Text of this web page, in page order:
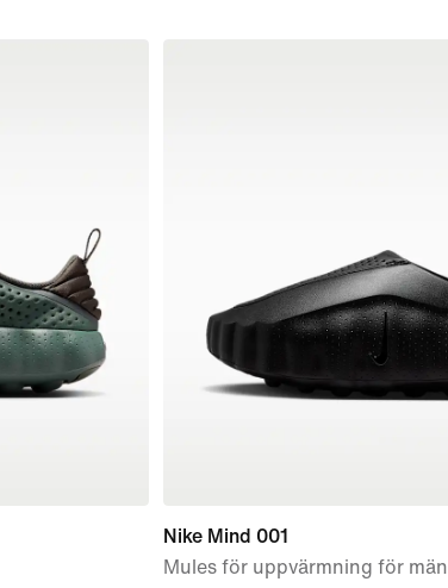
Nike Mind 001
Mules för uppvärmning för män